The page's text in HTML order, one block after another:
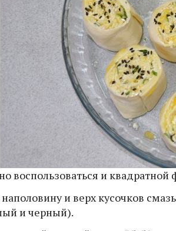
воспользоваться и
наполовину и верх кусочков
и черный).